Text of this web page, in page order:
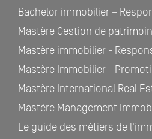
Bachelor immobilier –
Mastère Gestion de
Mastère immobilier -
Mastère Immobilier -
Mastère International Real
Mastère Management
Le guide des métiers de